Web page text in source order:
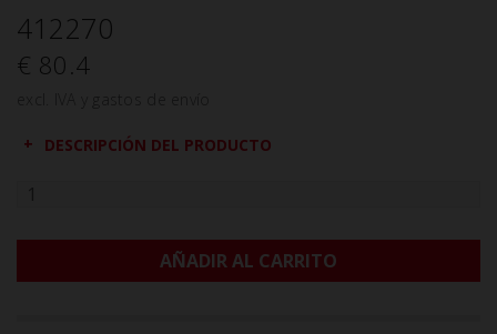
412270
€ 80.4
DESCRIPCIÓN DEL PRODUCTO
AÑADIR AL CARRITO